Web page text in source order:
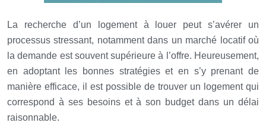
La recherche d’un logement à louer peut s’avérer un
processus stressant, notamment dans un marché locatif où
la demande est souvent supérieure à l’offre. Heureusement,
en adoptant les bonnes stratégies et en s’y prenant de
manière efficace, il est possible de trouver un logement qui
correspond à ses besoins et à son budget dans un délai
raisonnable.